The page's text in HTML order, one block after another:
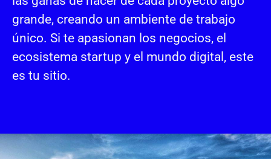
grande, creando un ambiente de trabajo
único. Si te apasionan los negocios, el
ecosistema startup y el mundo digital, este
es tu sitio.